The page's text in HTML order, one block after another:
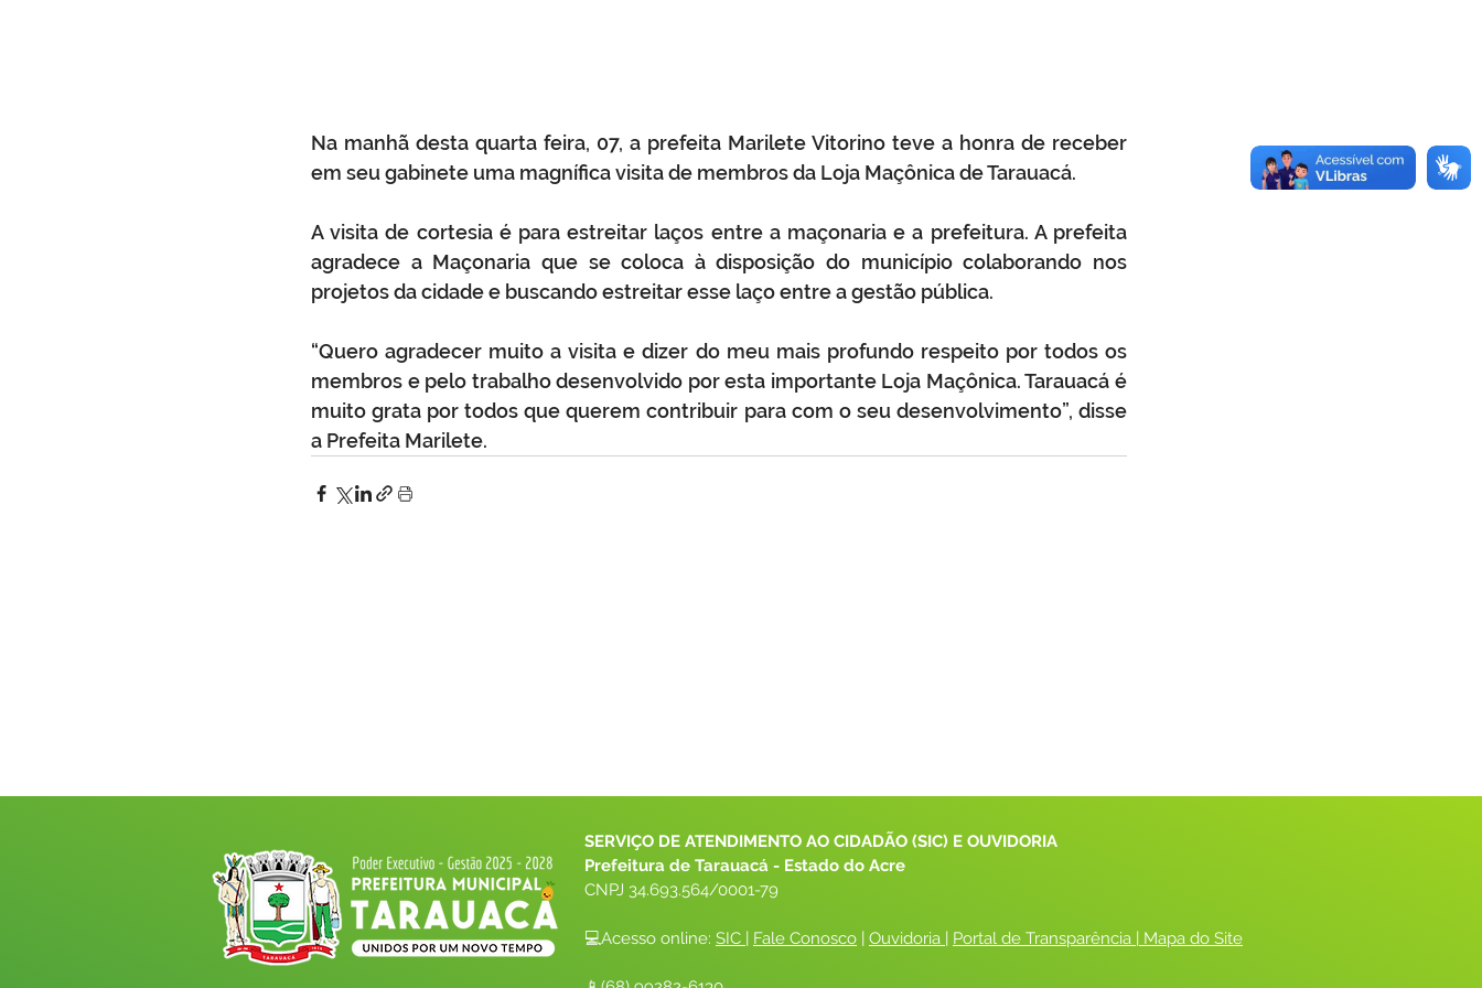
Na manhã desta quarta feira, 07, a prefeita Marilete Vitorino teve a honra de receber
em seu gabinete uma magnífica visita de membros da Loja Maçônica de Tarauacá.
A visita de cortesia é para estreitar laços entre a maçonaria e a prefeitura. A prefeita
agradece a Maçonaria que se coloca à disposição do município colaborando nos
projetos da cidade e buscando estreitar esse laço entre a gestão pública.
“Quero agradecer muito a visita e dizer do meu mais profundo respeito por todos os
membros e pelo trabalho desenvolvido por esta importante Loja Maçônica. Tarauacá é
muito grata por todos que querem contribuir para com o seu desenvolvimento”, disse
a Prefeita Marilete.
SERVIÇO DE ATENDIMENTO AO CIDADÃO (SIC) E OUVIDORIA
Prefeitura de Tarauacá - Estado do Acre
CNPJ 34.693.564/0001-79
💻Acesso online: SIC Fale Conosco Ouvidoria Portal de Transparência Mapa do Site